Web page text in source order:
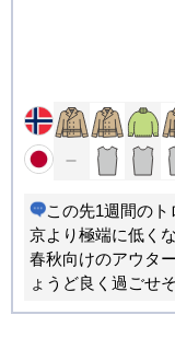
この先1週間の
京より極端に低く
春秋向けのアウタ
ょうど良く過ごせ